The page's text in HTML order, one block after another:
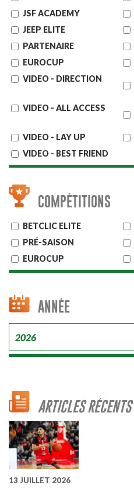
JSF ACADEMY
JEEP ELITE
PARTENAIRE
EUROCUP
VIDEO - DIRECTION
VIDEO - ALL ACCESS
VIDEO - LAY UP
VIDEO - BEST FRIEND
COMPÉTITIONS
BETCLIC ELITE
PRÉ-SAISON
EUROCUP
ANNÉE
ARTICLES RÉCENTS
13 JUILLET 2026